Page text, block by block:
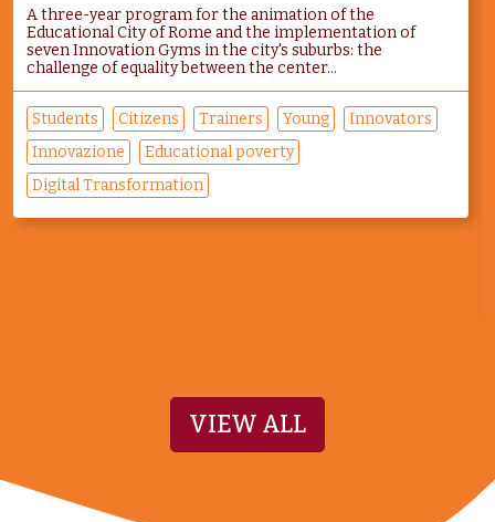
A three-year program for the animation of the
Educational City of Rome and the implementation of
seven Innovation Gyms in the city's suburbs: the
challenge of equality between the center...
Students Citizens Trainers Young
Innovators
Innovazione
Educational poverty
Digital Transformation
VIEW ALL